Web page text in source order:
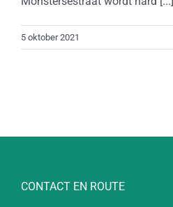
5 oktober 2021
CONTACT EN ROUTE